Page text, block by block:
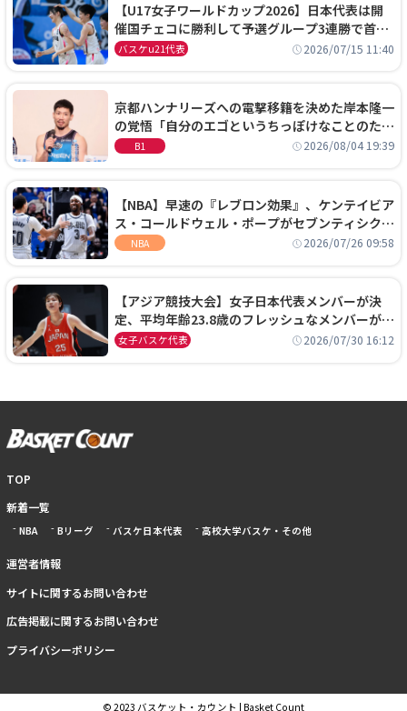
【U17女子ワールドカップ2026】日本代表は開
催国チェコに勝利して予選グループ3連勝で首位
通過！準々決勝の相手はエジプトに決定
バスケu21代表 2026/07/15 11:40
京都ハンナリーズへの電撃移籍を決めた岸本隆一
の覚悟「自分のエゴというちっぽけなことのため
に、京都に来たわけではない」
B1 2026/08/04 19:39
【NBA】早速の『レブロン効果』、ケンテイビア
ス・コールドウェル・ポープがセブンティシクサ
ーズに1年契約で加入
NBA 2026/07/26 09:58
【アジア競技大会】女子日本代表メンバーが決
定、平均年齢23.8歳のフレッシュなメンバーが日
本開催の大舞台で頂点を狙う
女子バスケ代表 2026/07/30 16:12
TOP
新着一覧
NBA Bリーグ バスケ日本代表 高校大学バスケ・その他
運営者情報
サイトに関するお問い合わせ
広告掲載に関するお問い合わせ
プライバシーポリシー
© 2023 バスケット・カウント | Basket Count